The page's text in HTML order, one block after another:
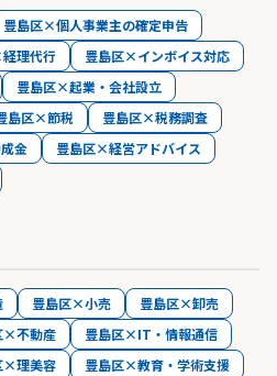
豊島区×個人事業主の確定申告
理代行
豊島区×インボイス対応
豊島区×起業・会社設立
島区×節税
豊島区×税務調査
金
豊島区×経営アドバイス
豊島区×小売
豊島区×卸売
×不動産
豊島区×IT・情報通信
×理美容
豊島区×教育・学術支援